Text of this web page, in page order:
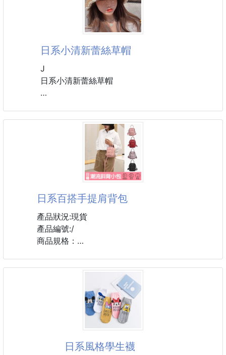
PS : 此款內裏沒有加棉
日系小清新蕾絲草帽
J
日系小清新蕾絲草帽
帽子不塌，可折疊不變形版型
清新優雅的造型，好看能更好的修飾臉型
材質:紙草(不能水洗)
尺寸:建議56-58CM
( 遇缺貨則隨機出貨 )
日系百搭手提肩背包
產品狀況:現貨
產品編號:/
商品規格：
❤️ 防撥水手提肩背包, 現在最夯的就是這款
👍多種背法隨心換
👍耐磨寬幅提手，結實耐用
👏👏👏還不手刀下單
日系風格學生襪